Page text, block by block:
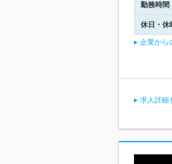
勤務時間
休日・休
企業から
求人詳細